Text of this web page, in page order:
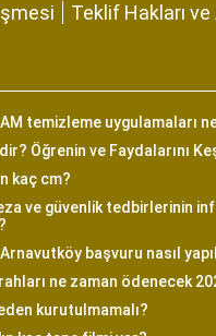
Teklif Hakları ve
temizleme uygulamaları
Öğrenin ve Faydalarını
kaç cm?
ve güvenlik tedbirlerinin
başvuru nasıl
ne zaman ödenecek
kurutulmamalı?